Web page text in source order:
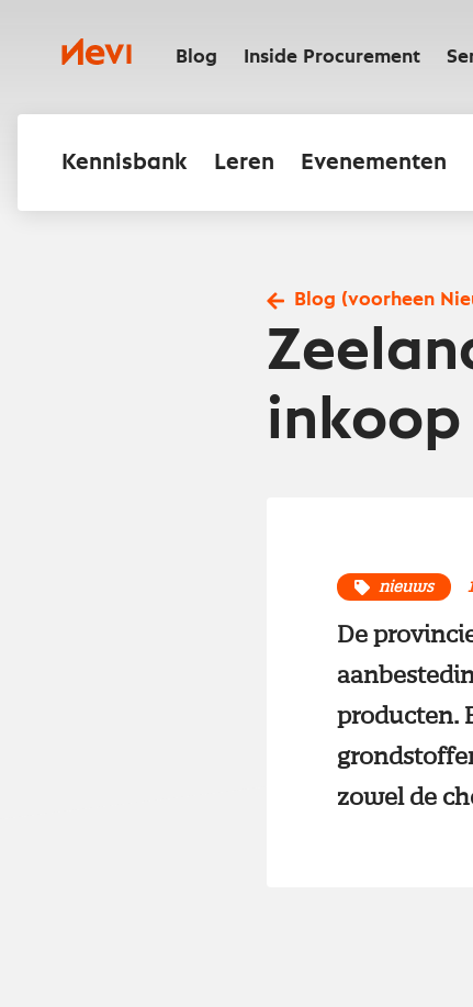
inhoudNevi Blog Inside Procurement
Kennisbank Leren Evenementen
Blog (voorheen
inkoop
nieuws
De
producten.
zowel de